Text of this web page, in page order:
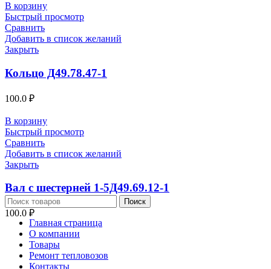
В корзину
Быстрый просмотр
Сравнить
Добавить в список желаний
Закрыть
Кольцо Д49.78.47-1
100.0 ₽
В корзину
Быстрый просмотр
Сравнить
Добавить в список желаний
Закрыть
Вал с шестерней 1-5Д49.69.12-1
100.0 ₽
Поиск
Главная страница
О компании
Товары
Ремонт тепловозов
Контакты